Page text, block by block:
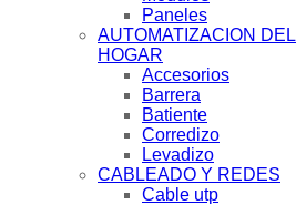
Paneles
AUTOMATIZACION DEL
HOGAR
Accesorios
Barrera
Batiente
Corredizo
Levadizo
CABLEADO Y REDES
Cable utp